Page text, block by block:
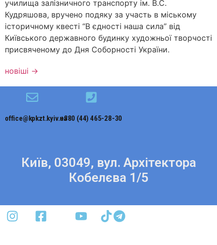
училища залізничного транспорту ім. В.С.
Кудряшова, вручено подяку за участь в міському
історичному квесті “В єдності наша сила” від
Київського державного будинку художньої творчості
присвяченому до Дня Соборності України.
новіші →
office@kpkzt.kyiv.ua+380 (44) 465-28-30
Київ, 03049, вул. Архітектора
Кобелєва 1/5